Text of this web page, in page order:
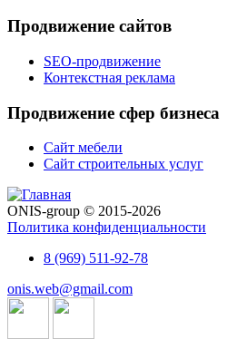
Продвижение сайтов
SEO-продвижение
Контекстная реклама
Продвижение сфер бизнеса
Сайт мебели
Сайт строительных услуг
ONIS-group © 2015-2026
Политика конфиденциальности
8 (969) 511-92-78
onis.web@gmail.com